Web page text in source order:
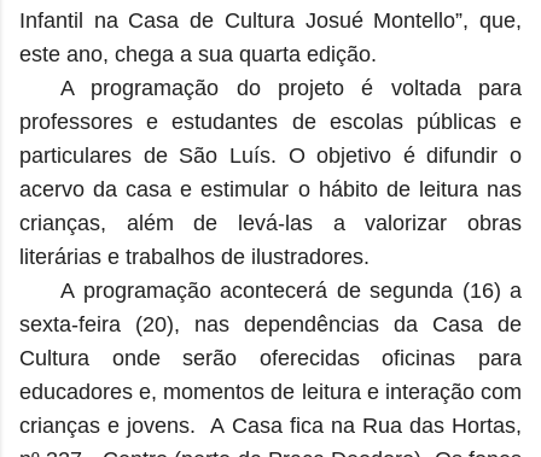
Infantil na Casa de Cultura Josué Montello”, que,
este ano, chega a sua quarta edição.
A programação do projeto é voltada para
professores e estudantes de escolas públicas e
particulares de São Luís. O objetivo é difundir o
acervo da casa e estimular o hábito de leitura nas
crianças, além de levá-las a valorizar obras
literárias e trabalhos de ilustradores.
A programação acontecerá de segunda (16) a
sexta-feira (20), nas dependências da Casa de
Cultura onde serão oferecidas oficinas para
educadores e, momentos de leitura e interação com
crianças e jovens.
A Casa fica na Rua das Hortas,